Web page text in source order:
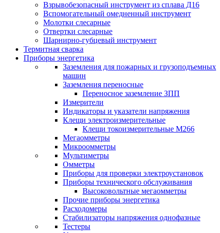
Взрывобезопасный инструмент из сплава Д16
Вспомогательный омедненный инструмент
Молотки слесарные
Отвертки слесарные
Шарнирно-губцевый инструмент
Термитная сварка
Приборы энергетика
Заземления для пожарных и грузоподъемных
машин
Заземления переносные
Переносное заземление ЗПП
Измерители
Индикаторы и указатели напряжения
Клещи электроизмерительные
Клещи токоизмерительные М266
Мегаомметры
Микроомметры
Мультиметры
Омметры
Приборы для проверки электроустановок
Приборы технического обслуживания
Высоковольтные мегаомметры
Прочие приборы энергетика
Расходомеры
Стабилизаторы напряжения однофазные
Тестеры